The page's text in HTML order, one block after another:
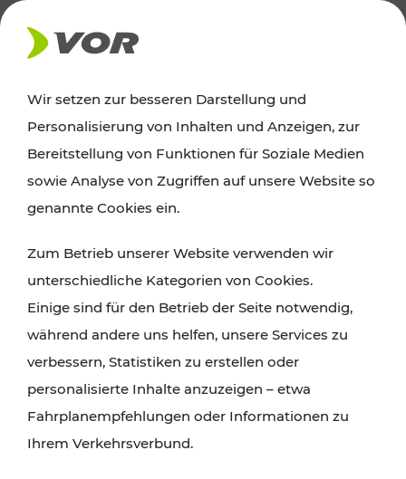
AKTUELLES
Ausflugstipps
Wien, Niederösterreich und das Burgenland
Wanderungen, Kultur und Gastronomie,
Radtouren oder purer Naturgenuss – viele
Attraktionen sind mit den Ticket- und Fahrplan-
Angeboten des VOR gut und schnell erreichbar.
Wir setzen zur besseren Darstellung und
Personalisierung von Inhalten und Anzeigen, zur
Bereitstellung von Funktionen für Soziale Medien
sowie Analyse von Zugriffen auf unsere Website so
genannte Cookies ein.
Zum Betrieb unserer Website verwenden wir
unterschiedliche Kategorien von Cookies.
Einige sind für den Betrieb der Seite notwendig,
während andere uns helfen, unsere Services zu
verbessern, Statistiken zu erstellen oder
personalisierte Inhalte anzuzeigen – etwa
Fahrplanempfehlungen oder Informationen zu
Ihrem Verkehrsverbund.